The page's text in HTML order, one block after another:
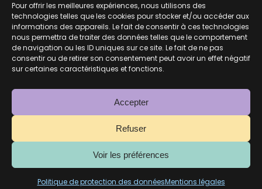
Pour offrir les meilleures expériences, nous utilisons des
technologies telles que les cookies pour stocker et/ou accéder aux
informations des appareils. Le fait de consentir à ces technologies
nous permettra de traiter des données telles que le comportement
de navigation ou les ID uniques sur ce site. Le fait de ne pas
consentir ou de retirer son consentement peut avoir un effet négatif
sur certaines caractéristiques et fonctions.
Accepter
Refuser
Voir les préférences
Politique de protection des donnéesMentions légales
Montplaisir
Parking surveillé
Stationnement facile avec
parking privatif à 2€ la journée (15
places disponibles) juste devant
Le Mikonos©2026–Mentions Légales
Politique de protection des données